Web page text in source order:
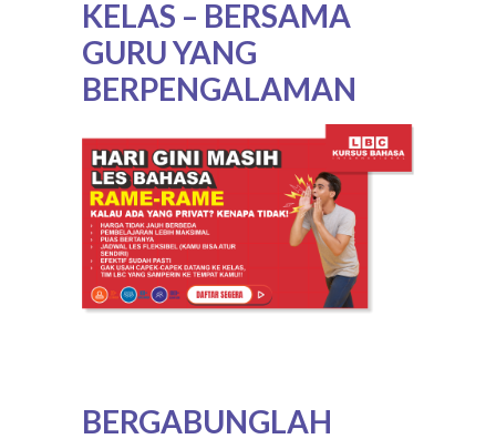
KELAS – BERSAMA
GURU YANG
BERPENGALAMAN
BERGABUNGLAH